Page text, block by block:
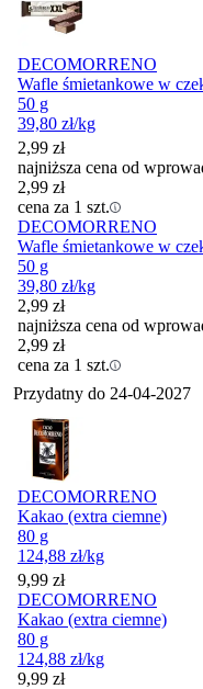
DECOMORRENO
Wafle śmietankowe w
50 g
39,80 zł/kg
2,99 zł
najniższa cena od
2,99 zł
cena za 1 szt.
DECOMORRENO
Wafle śmietankowe w
50 g
39,80 zł/kg
2,99 zł
najniższa cena od
2,99 zł
cena za 1 szt.
Przydatny do 24-04-2027
DECOMORRENO
Kakao (extra ciemne)
80 g
124,88 zł/kg
Cena
9,99 zł
DECOMORRENO
Kakao (extra ciemne)
80 g
124,88 zł/kg
Cena
9,99 zł